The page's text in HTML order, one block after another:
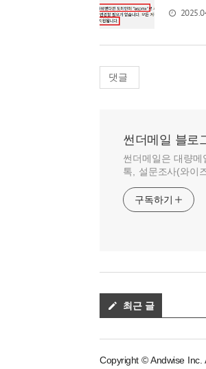
댓글
썬더메일 블로
썬더메일은 대량
톡, 설문조사(와이
구독하기
최근 글
Copyright © Andwise Inc.